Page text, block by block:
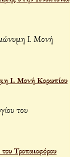
Ι. Μονή Κορωπίου
Τροπαιοφόρου